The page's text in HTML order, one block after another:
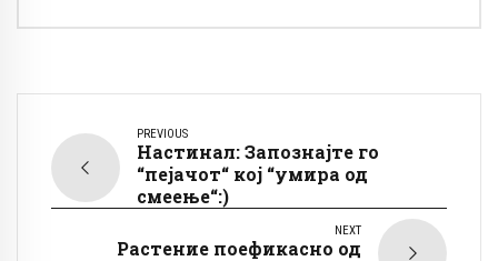
PREVIOUS
Настинал: Запознајте го
“пејачот“ кој “умира од
смеење“:)
NEXT
Растение поефикасно од